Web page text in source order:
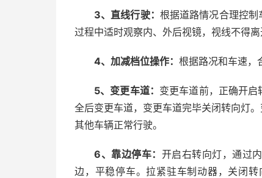
3、直线行驶： 根据道路情况合理控
过程中适时观察内、外后视镜，视线不得离
4、加减档位操作： 根据路况和车速，
5、变更车道： 变更车道前，正确开
全后变更车道，变更车道完毕关闭转向灯
其他车辆正常行驶。
6、靠边停车： 开启右转向灯，通过
边，平稳停车。拉紧驻车制动器，关闭